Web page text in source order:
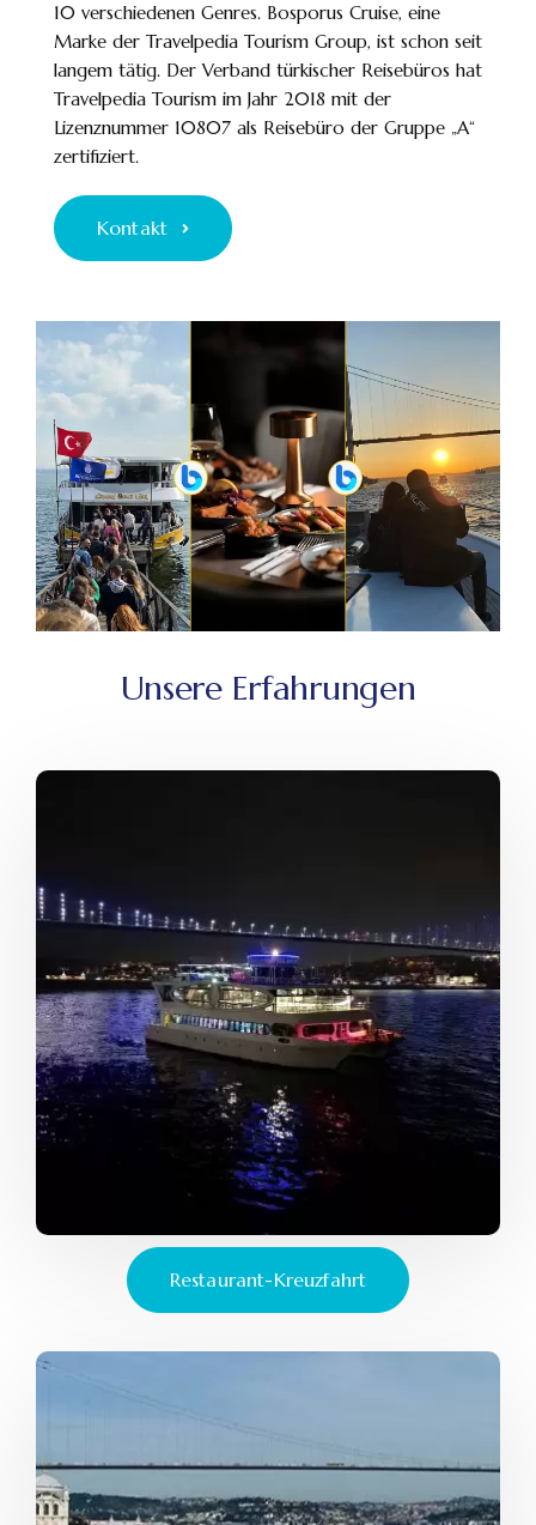
10 verschiedenen Genres. Bosporus Cruise, eine
Marke der Travelpedia Tourism Group, ist schon seit
langem tätig. Der Verband türkischer Reisebüros hat
Travelpedia Tourism im Jahr 2018 mit der
Lizenznummer 10807 als Reisebüro der Gruppe „A“
zertifiziert.
Kontakt
Unsere Erfahrungen
Restaurant-Kreuzfahrt